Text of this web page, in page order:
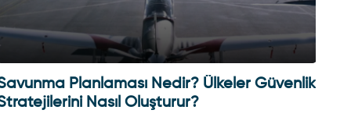
Planlaması Nedir? Ülkeler Güvenlik
Nasıl Oluşturur?